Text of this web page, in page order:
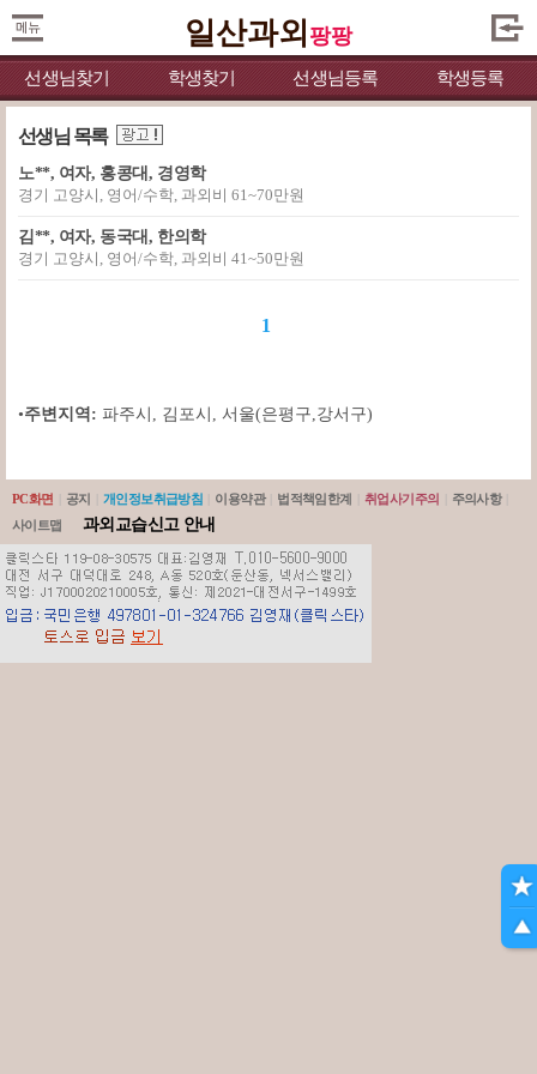
일산과외 팡팡
선생님찾기 학생찾기 선생님등록 학생등록
선생님 목록
노**, 여자, 홍콩대, 경영학
경기 고양시, 영어/수학, 과외비 61~70만원
김**, 여자, 동국대, 한의학
경기 고양시, 영어/수학, 과외비 41~50만원
1
•주변지역: 파주시 , 김포시 , 서울(은평구,강서구)
PC화면 공지 개인정보취급방침 이용약관 법적책임한계 취업사기주의 주의사항
사이트맵
과외교습신고 안내